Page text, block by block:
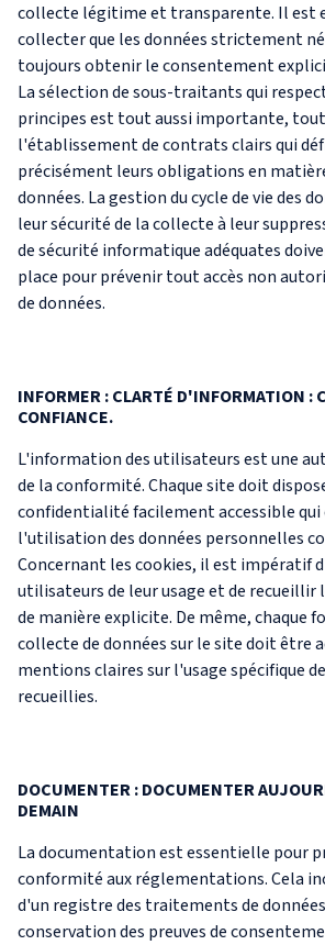
collecte légitime et transparente. Il est
collecter que les données strictement
toujours obtenir le consentement
La sélection de sous-traitants qui
principes est tout aussi importante,
l'établissement de contrats clairs qui
précisément leurs obligations en
données. La gestion du cycle de vie des
leur sécurité de la collecte à leur
de sécurité informatique adéquates
place pour prévenir tout accès non
de données.
INFORMER : CLARTÉ D'INFORMATION :
CONFIANCE.
L'information des utilisateurs est une
de la conformité. Chaque site doit
confidentialité facilement accessible qui
l'utilisation des données personnelles
Concernant les cookies, il est impératif
utilisateurs de leur usage et de
de manière explicite. De même, chaque
collecte de données sur le site doit être
mentions claires sur l'usage spécifique
recueillies.
DOCUMENTER : DOCUMENTER
DEMAIN
La documentation est essentielle pour
conformité aux réglementations. Cela
d'un registre des traitements de
conservation des preuves de